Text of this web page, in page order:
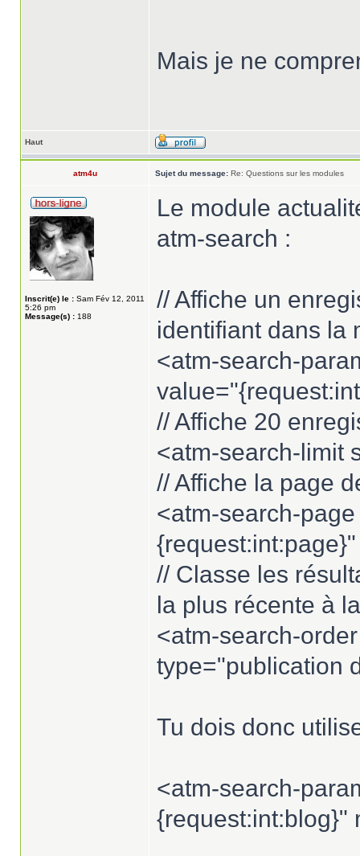
Mais je ne
Haut
atm4u Sujet du message: Re: Questions sur les modules
Inscrit(e) le : Sam Fév 12, 2011
5:26 pm
Message(s) : 188
Le module
atm-search :
// Affiche un
identifiant dans la
<atm-search-
// Affiche 20
<atm-search-limit
// Affiche la page
<atm-search-
// Classe les
la plus récente à
<atm-search-
type="publication
Tu dois donc
<atm-search-
{request:int:blog}"